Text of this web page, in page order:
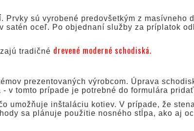
. Prvky sú vyrobené predovšetkým z masívneho
satén oceľ. Po objednaní služby za príplatok
tradičné drevené moderné schodiská.
prezentovaných výrobcom. Úprava
v tomto prípade je potrebné do formulára
umožňuje inštaláciu kotiev. V prípade, že
sa plánuje použitie nosného stĺpa, ako aj